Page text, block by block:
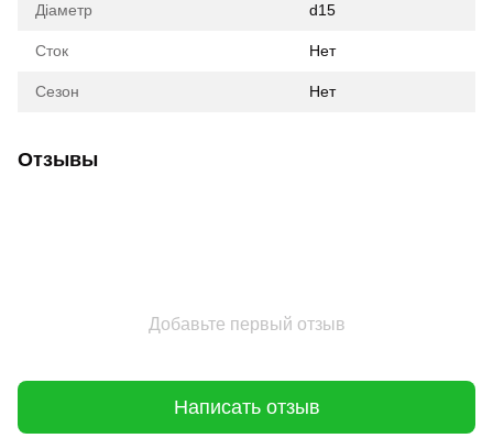
Діаметр d15
Сток Нет
Сезон Нет
Отзывы
Добавьте первый отзыв
Написать отзыв